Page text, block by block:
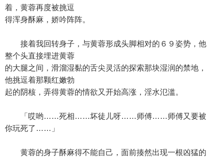
着，黄蓉再度被挑逗
得浑身酥麻，娇吟阵阵。
接着我回转身子，与黄蓉形成头脚相对的６９姿势，他
整个头直接埋进黄蓉
的大腿之间，滑溜湿黏的舌尖灵活的探索那块湿润的禁地，
他挑逗着那颗红嫩勃
起的阴核，弄得黄蓉的情欲又开始高涨，淫水氾滥。
「哎哟……死相……坏徒儿呀……师傅……师傅又要被
你玩死了……」
黄蓉的身子酥麻得不能自己，面前揍然出现一根凶猛的